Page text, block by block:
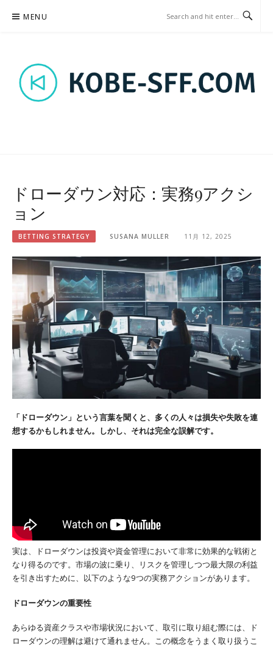
MENU
ドローダウン対応：実務9アクシ
ョン
BETTING STRATEGY SUSANA MULLER 11月 12, 2025
「ドローダウン」という言葉を聞くと、多くの人々は損失や失敗を連
想するかもしれません。しかし、それは完全な誤解です。
実は、ドローダウンは投資や資金管理において非常に効果的な戦術と
なり得るのです。市場の波に乗り、リスクを管理しつつ最大限の利益
を引き出すために、以下のような9つの実務アクションがあります。
ドローダウンの重要性
あらゆる資産クラスや市場状況において、取引に取り組む際には、ド
ローダウンの理解は避けて通れません。この概念をうまく取り扱うこ